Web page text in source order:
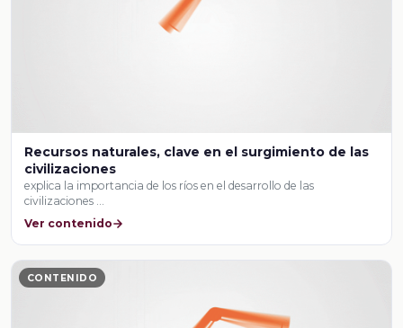
Recursos naturales, clave en el surgimiento de las
civilizaciones
explica la importancia de los ríos en el desarrollo de las
civilizaciones …
Ver contenido
CONTENIDO